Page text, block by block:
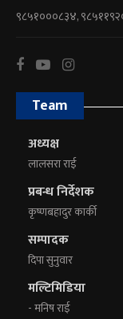
९८५१०००८३४,
Team
अध्यक्ष
लालसरा राई
प्रबन्ध निर्देशक
कृष्णबहादुर कार्की
सम्पादक
दिपा सुनुवार
मल्टिमिडिया
- मनिष राई